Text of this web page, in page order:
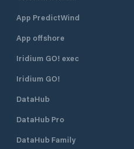
App PredictWind
App offshore
Iridium GO! exec
Iridium GO!
DataHub
DataHub Pro
DataHub Family